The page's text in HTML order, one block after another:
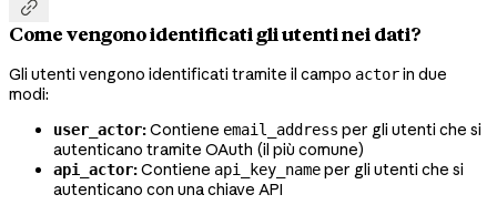

Come vengono identificati gli utenti nei dati?
Gli utenti vengono identificati tramite il campo actorin due
modi:
user_actor:Contiene email_address per gli utenti che si
autenticano tramite OAuth (il più comune)
api_actor:Contiene api_key_nameper gli utenti che si
autenticano con una chiave API